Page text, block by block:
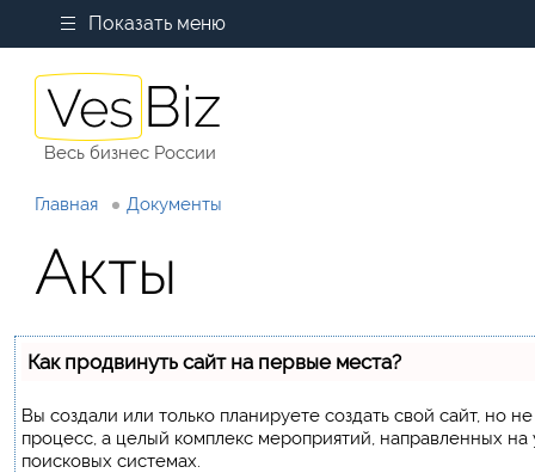
Показать меню
Весь бизнес России
Главная Документы
Акты
Как продвинуть сайт на первые места?
Вы создали или только планируете создать свой сайт, но
процесс, а целый комплекс мероприятий, направленных
поисковых системах.